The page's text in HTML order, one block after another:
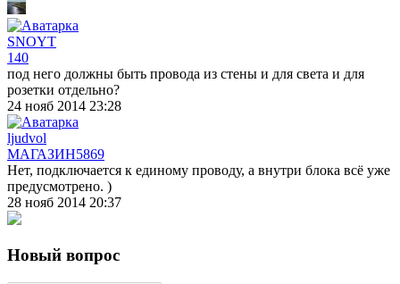
SNOYT
140
под него должны быть провода из стены и для света и для
розетки отдельно?
24 нояб 2014 23:28
ljudvol
МАГАЗИН5869
Нет, подключается к единому проводу, а внутри блока всё уже
предусмотрено. )
28 нояб 2014 20:37
Новый вопрос